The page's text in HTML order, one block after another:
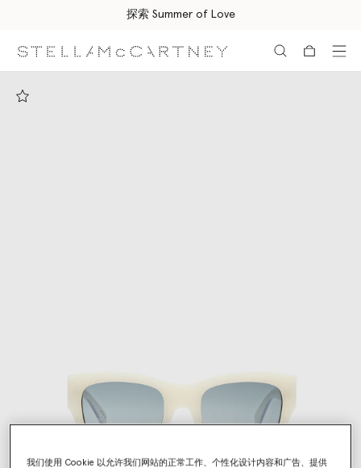
探索 Summer of Love
我们使用 Cookie 以允许我们网站的正常工作、个性化设计内容和广告、提供